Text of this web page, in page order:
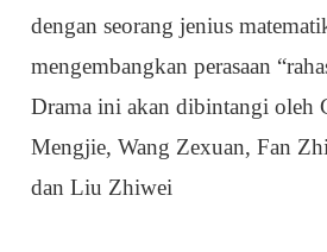
dengan seorang jenius
mengembangkan perasaan
Drama ini akan dibintangi oleh
Mengjie, Wang Zexuan, Fan
dan Liu Zhiwei